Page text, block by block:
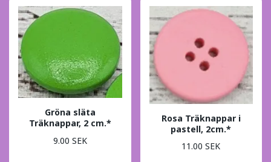
Gröna släta
Träknappar, 2 cm.*
9.00 SEK
Rosa Träknappar i
pastell, 2cm.*
11.00 SEK